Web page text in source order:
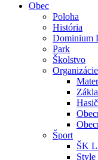
Obec
Poloha
História
Dominium
Park
Školstvo
Organizácie
Šport
ŠK
Style